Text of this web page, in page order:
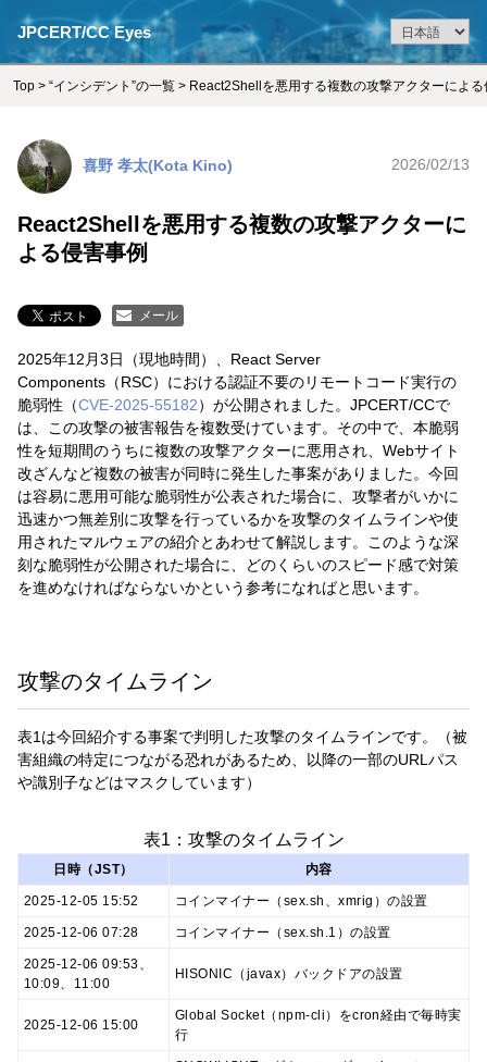
JPCERT/CC Eyes
Top > “インシデント”の一覧 > React2Shellを悪用する複数の攻撃アクターによる
喜野 孝太(Kota Kino) 2026/02/13
React2Shellを悪用する複数の攻撃アクターに
よる侵害事例
メール
2025年12月3日（現地時間）、React Server
Components（RSC）における認証不要のリモートコード実行の
脆弱性（CVE-2025-55182）が公開されました。JPCERT/CCで
は、この攻撃の被害報告を複数受けています。その中で、本脆弱
性を短期間のうちに複数の攻撃アクターに悪用され、Webサイト
改ざんなど複数の被害が同時に発生した事案がありました。今回
は容易に悪用可能な脆弱性が公表された場合に、攻撃者がいかに
迅速かつ無差別に攻撃を行っているかを攻撃のタイムラインや使
用されたマルウェアの紹介とあわせて解説します。このような深
刻な脆弱性が公開された場合に、どのくらいのスピード感で対策
を進めなければならないかという参考になればと思います。
攻撃のタイムライン
表1は今回紹介する事案で判明した攻撃のタイムラインです。（被
害組織の特定につながる恐れがあるため、以降の一部のURLパス
や識別子などはマスクしています）
表1：攻撃のタイムライン
日時（JST） 内容
2025-12-05 15:52 コインマイナー（sex.sh、xmrig）の設置
2025-12-06 07:28 コインマイナー（sex.sh.1）の設置
2025-12-06 09:53、
10:09、11:00
HISONIC（javax）バックドアの設置
2025-12-06 15:00
Global Socket（npm-cli）をcron経由で毎時実
行